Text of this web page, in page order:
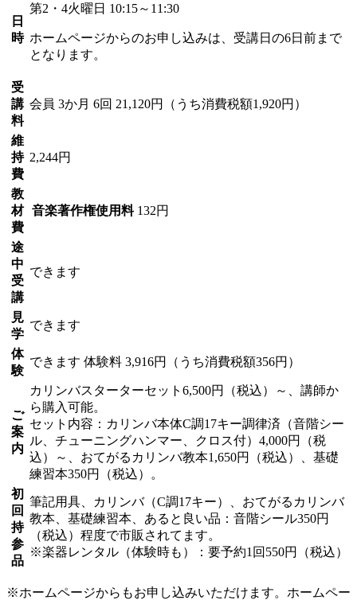
日
時
第2・4火曜日 10:15～11:30
ホームページからのお申し込みは、受講日の6日前まで
となります。
受
講
料
会員 3か月 6回 21,120円（うち消費税額1,920円）
維
持
費
2,244円
教
材
費
音楽著作権使用料 132円
途
中
受
講
できます
見
学
できます
体
験
できます 体験料 3,916円（うち消費税額356円）
ご
案
内
カリンバスターターセット6,500円（税込）～、講師か
ら購入可能。
セット内容：カリンバ本体C調17キー調律済（音階シー
ル、チューニングハンマー、クロス付）4,000円（税
込）～、おてがるカリンバ教本1,650円（税込）、基礎
練習本350円（税込）。
初
回
持
参
品
筆記用具、カリンバ（C調17キー）、おてがるカリンバ
教本、基礎練習本、あると良い品：音階シール350円
（税込）程度で市販されてます。
※楽器レンタル（体験時も）：要予約1回550円（税込）
※ホームページからもお申し込みいただけます。ホームペー